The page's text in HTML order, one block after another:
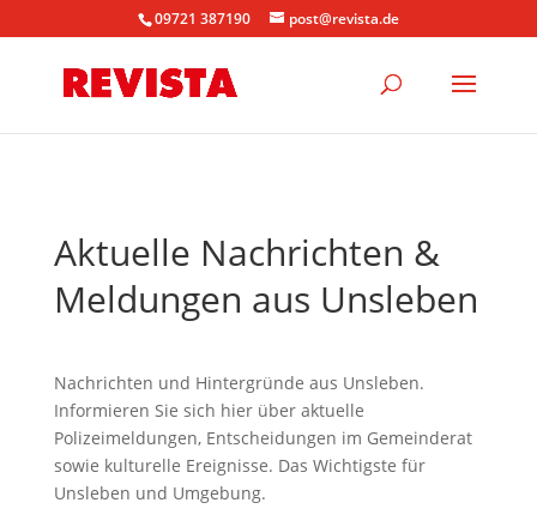
09721 387190 post@revista.de
Aktuelle Nachrichten &
Meldungen aus Unsleben
Nachrichten und Hintergründe aus Unsleben.
Informieren Sie sich hier über aktuelle
Polizeimeldungen, Entscheidungen im Gemeinderat
sowie kulturelle Ereignisse. Das Wichtigste für
Unsleben und Umgebung.